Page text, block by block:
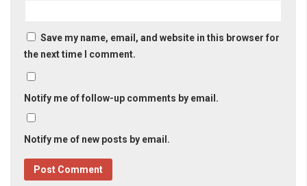
Save my name, email, and website in this browser for
the next time I comment.
Notify me of follow-up comments by email.
Notify me of new posts by email.